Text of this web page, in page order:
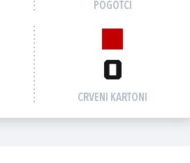
POGOTCI
0
CRVENI KARTONI